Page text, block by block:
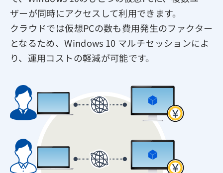
ザーが同時にアクセスして利用できます。
クラウドでは仮想PCの数も費用発生のファクター
となるため、Windows 10 マルチセッションによ
り、運用コストの軽減が可能です。